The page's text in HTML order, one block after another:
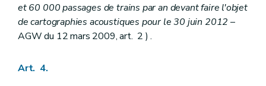
et 60 000 passages de trains par an devant faire l'objet
de cartographies acoustiques pour le 30 juin 2012 –
AGW du 12 mars 2009, art. 2 ) .
Art. 4.